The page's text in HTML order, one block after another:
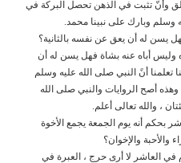
وأنَّ تثبت في الذهن تحصل البركة في
وسلم وبارك على نبينا محمد.
يسن له أن يعق عن نفسه بالثانية؟
أباه عنه بشاة فهل يسن له أن
تعلمنا أنً النبي صلى الله عليه وسلم
أصح الروايات والنبي صلى الله
، والله تعالى أعلم.
بحكم أنه يوم الجمعة يجمع اﻷخوة
واﻷحبة واﻹخوان؟
في العاشر ﻻ أرى حرج ، العبرة في